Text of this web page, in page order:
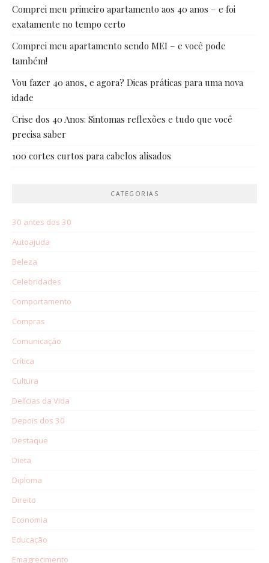
Comprei meu primeiro apartamento aos 40 anos – e foi
exatamente no tempo certo
Comprei meu apartamento sendo MEI – e você pode
também!
Vou fazer 40 anos, e agora? Dicas práticas para uma nova
idade
Crise dos 40 Anos: Sintomas reflexões e tudo que você
precisa saber
100 cortes curtos para cabelos alisados
CATEGORIAS
30 antes dos 30
Autoajuda
Beleza
Celebridades
Comportamento
Compras
Comunicação
Crítica
Cultura
Delícias da Vida
Depois dos 30
Destaque
Dieta
Diploma
Direito
Economia
Educação
Emagrecimento